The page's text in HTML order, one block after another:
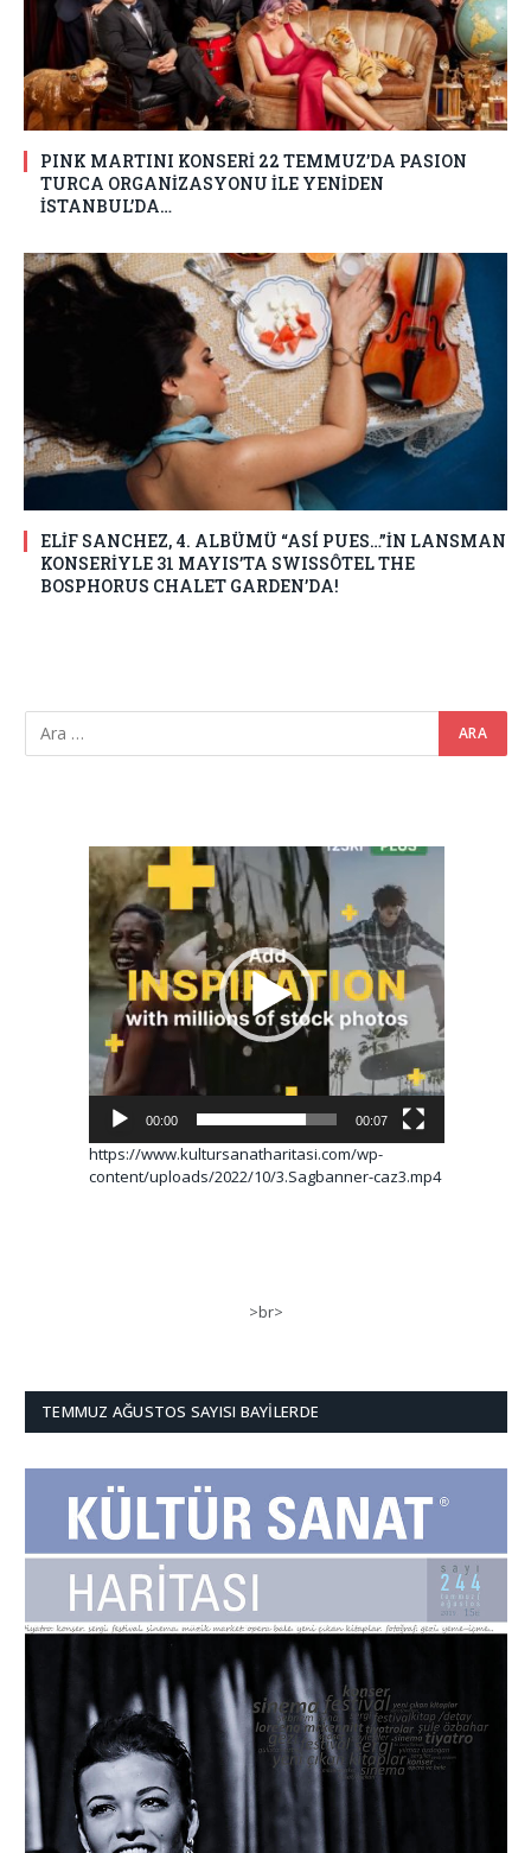
PINK MARTINI KONSERİ 22 TEMMUZ’DA PASION
TURCA ORGANİZASYONU İLE YENİDEN
İSTANBUL’DA…
ELİF SANCHEZ, 4. ALBÜMÜ “ASÍ PUES…”İN LANSMAN
KONSERİYLE 31 MAYIS’TA SWISSÔTEL THE
BOSPHORUS CHALET GARDEN’DA!
Video
oynatıcı
00:00 00:07
https://www.kultursanatharitasi.com/wp-
content/uploads/2022/10/3.Sagbanner-caz3.mp4
>br>
TEMMUZ AĞUSTOS SAYISI BAYILERDE